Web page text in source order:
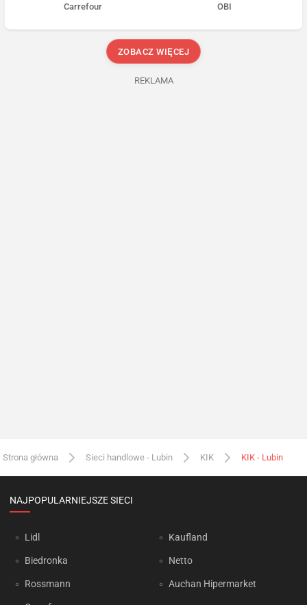
Carrefour OBI
ZOBACZ WIĘCEJ
REKLAMA
Strona główna Sieci handlowe - Lubin KIK KIK - Lubin
NAJPOPULARNIEJSZE SIECI
Lidl
Biedronka
Rossmann
Kaufland
Netto
Auchan Hipermarket